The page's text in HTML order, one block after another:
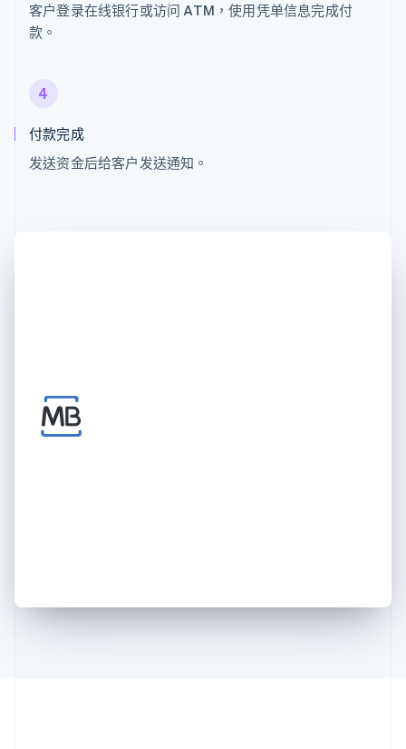
客户登录在线银行或访问 ATM，使用凭单信息完成付
款。
4
付款完成
发送资金后给客户发送通知。